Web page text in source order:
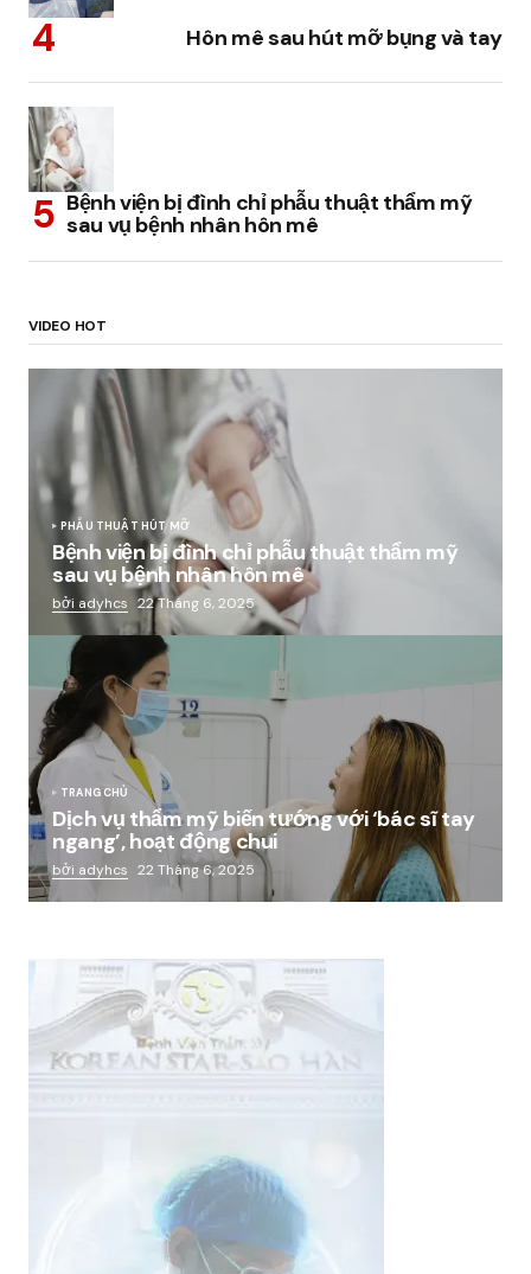
Hôn mê sau hút mỡ bụng và tay
Bệnh viện bị đình chỉ phẫu thuật thẩm mỹ
sau vụ bệnh nhân hôn mê
VIDEO HOT
PHẪU THUẬT HÚT MỠ
Bệnh viện bị đình chỉ phẫu thuật thẩm mỹ
sau vụ bệnh nhân hôn mê
bởi adyhcs 22 Tháng 6, 2025
TRANG CHỦ
Dịch vụ thẩm mỹ biến tướng với ‘bác sĩ tay
ngang’, hoạt động chui
bởi adyhcs 22 Tháng 6, 2025